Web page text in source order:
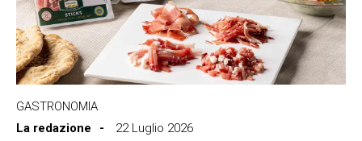
GASTRONOMIA
La redazione
22 Luglio 2026